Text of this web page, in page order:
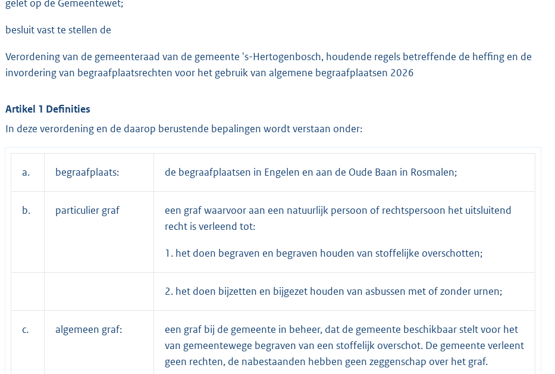
gelet op de Gemeentewet;
besluit vast te stellen de
Verordening van de gemeenteraad van de gemeente 's-Hertogenbosch, houdende regels betreffende de heffing en de
invordering van begraafplaatsrechten voor het gebruik van algemene begraafplaatsen 2026
Artikel 1 Definities
In deze verordening en de daarop berustende bepalingen wordt verstaan onder:
a. begraafplaats: de begraafplaatsen in Engelen en aan de Oude Baan in Rosmalen;
b. particulier graf
een graf waarvoor aan een natuurlijk persoon of rechtspersoon het uitsluitend
recht is verleend tot:
1. het doen begraven en begraven houden van stoffelijke overschotten;
2. het doen bijzetten en bijgezet houden van asbussen met of zonder urnen;
c. algemeen graf:
een graf bij de gemeente in beheer, dat de gemeente beschikbaar stelt voor het
van gemeentewege begraven van een stoffelijk overschot. De gemeente verleent
geen rechten, de nabestaanden hebben geen zeggenschap over het graf.